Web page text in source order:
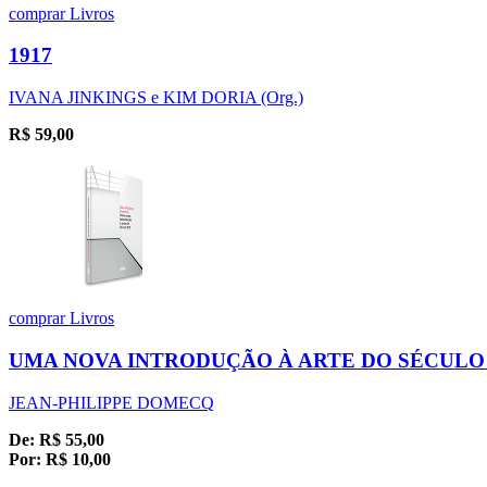
comprarLivros
1917
IVANA JINKINGS e KIM DORIA (Org.)
R$ 59,00
comprarLivros
UMA NOVA INTRODUÇÃO À ARTE DO
JEAN-PHILIPPE DOMECQ
De: R$ 55,00
Por: R$ 10,00